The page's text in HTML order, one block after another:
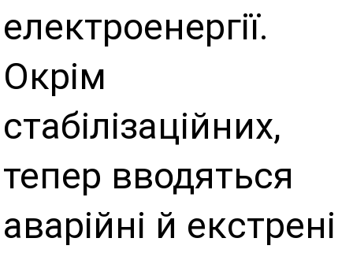
електроенергії.
Окрім
стабілізаційних,
тепер вводяться
аварійні й екстрені